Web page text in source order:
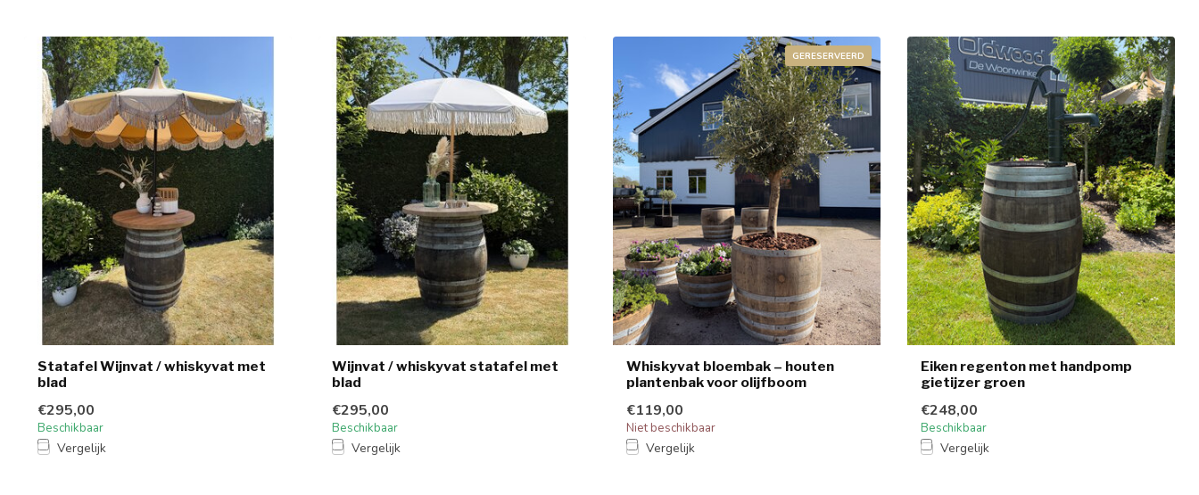
Statafel Wijnvat / whiskyvat met
blad
€295,00
Beschikbaar
Vergelijk
Wijnvat / whiskyvat statafel met
blad
€295,00
Beschikbaar
Vergelijk
GERESERVEERD
Whiskyvat bloembak – houten
plantenbak voor olijfboom
€119,00
Niet beschikbaar
Vergelijk
Eiken regenton met handpomp
gietijzer groen
€248,00
Beschikbaar
Vergelijk